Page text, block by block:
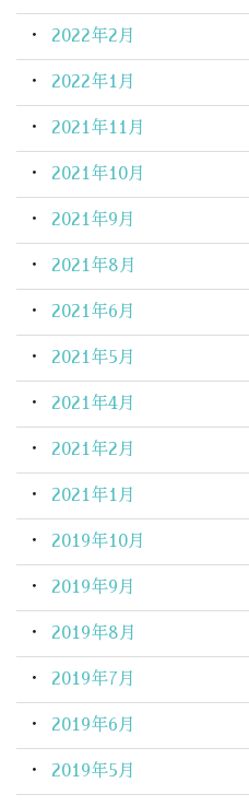
2022年2月
2022年1月
2021年11月
2021年10月
2021年9月
2021年8月
2021年6月
2021年5月
2021年4月
2021年2月
2021年1月
2019年10月
2019年9月
2019年8月
2019年7月
2019年6月
2019年5月